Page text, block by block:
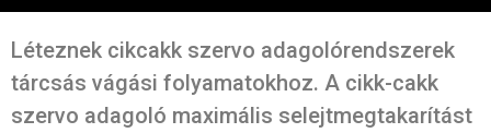
Léteznek cikcakk szervo adagolórendszerek
tárcsás vágási folyamatokhoz. A cikk-cakk
szervo adagoló maximális selejtmegtakarítást